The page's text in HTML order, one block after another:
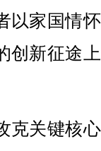
以家国情
创新征途
关键核